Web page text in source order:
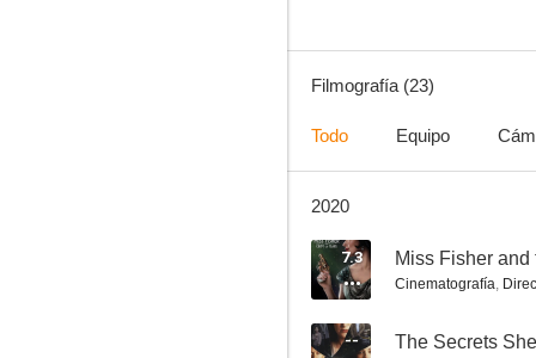
Los amigos de Peter
6.5
Filmografía (23)
Todo Equipo
2020
7.3 Miss Fisher and
Cinematografía,
-- The Secrets